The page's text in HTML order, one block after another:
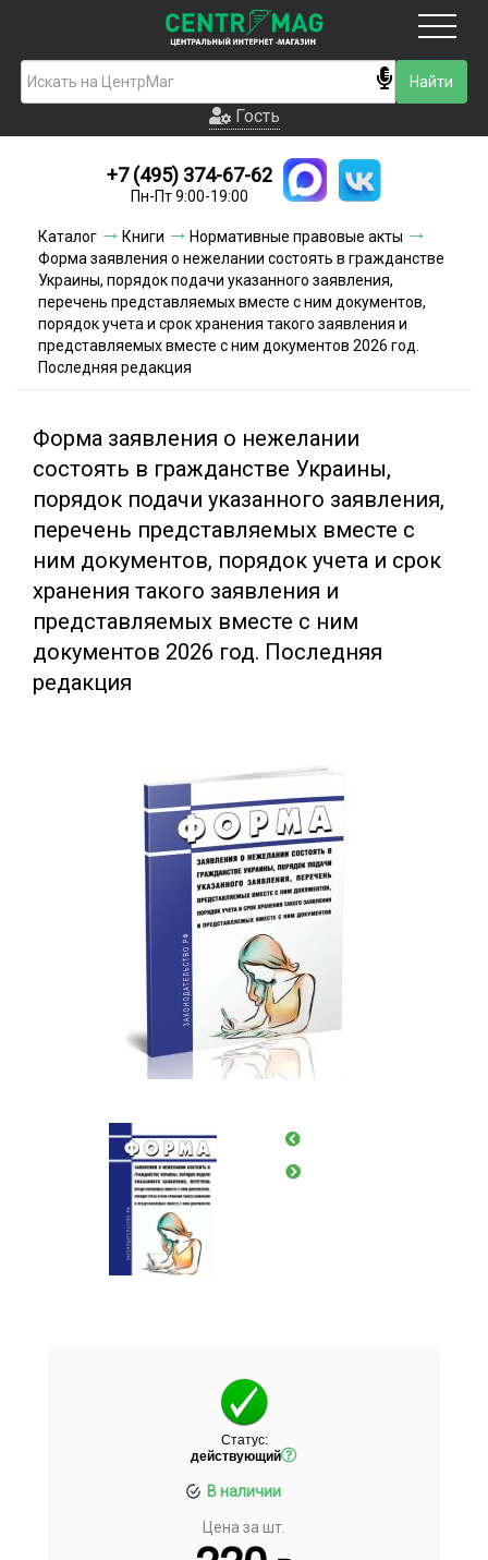
Гость
Новинки
Условия доставки
Условия оплаты
Контакты
Акции и скидки
Гость
+7 (495) 374-67-62
Пн-Пт 9:00-19:00
Каталог Книги
Нормативные правовые акты
Форма заявления о нежелании состоять в гражданстве
Украины, порядок подачи указанного заявления,
перечень представляемых вместе с ним документов,
порядок учета и срок хранения такого заявления и
представляемых вместе с ним документов 2026 год.
Последняя редакция
Форма заявления о нежелании
состоять в гражданстве Украины,
порядок подачи указанного заявления,
перечень представляемых вместе с
ним документов, порядок учета и срок
хранения такого заявления и
представляемых вместе с ним
документов 2026 год. Последняя
редакция
Статус:
действующий
В наличии
Цена за шт.